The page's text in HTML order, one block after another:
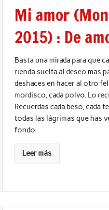
Mi amor
2015) : De
Basta una mirada para que
rienda suelta al deseo mas
deshaces en hacer al otro
mordisco, cada polvo. Lo
Recuerdas cada beso, cada
todas las lágrimas que has
fondo
Leer más